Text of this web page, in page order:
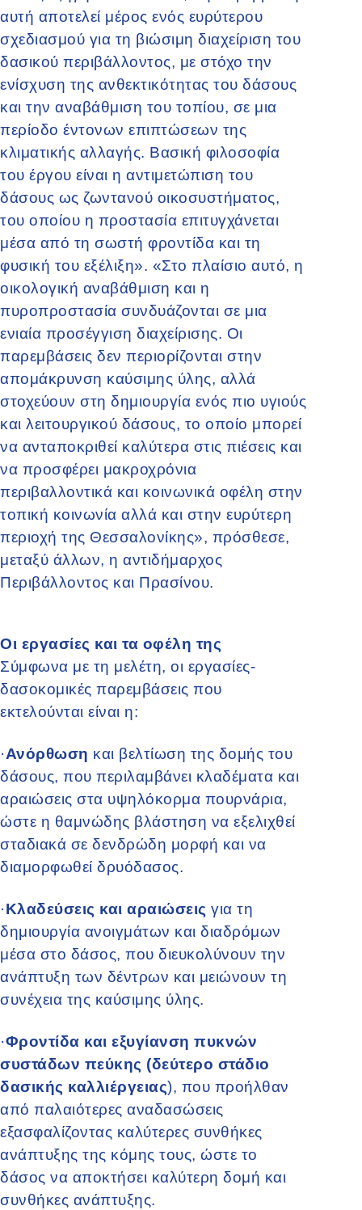
αυτή αποτελεί μέρος ενός ευρύτερου
σχεδιασμού για τη βιώσιμη διαχείριση του
δασικού περιβάλλοντος, με στόχο την
ενίσχυση της ανθεκτικότητας του δάσους
και την αναβάθμιση του τοπίου, σε μια
περίοδο έντονων επιπτώσεων της
κλιματικής αλλαγής. Βασική φιλοσοφία
του έργου είναι η αντιμετώπιση του
δάσους ως ζωντανού οικοσυστήματος,
του οποίου η προστασία επιτυγχάνεται
μέσα από τη σωστή φροντίδα και τη
φυσική του εξέλιξη». «Στο πλαίσιο αυτό, η
οικολογική αναβάθμιση και η
πυροπροστασία συνδυάζονται σε μια
ενιαία προσέγγιση διαχείρισης. Οι
παρεμβάσεις δεν περιορίζονται στην
απομάκρυνση καύσιμης ύλης, αλλά
στοχεύουν στη δημιουργία ενός πιο υγιούς
και λειτουργικού δάσους, το οποίο μπορεί
να ανταποκριθεί καλύτερα στις πιέσεις και
να προσφέρει μακροχρόνια
περιβαλλοντικά και κοινωνικά οφέλη στην
τοπική κοινωνία αλλά και στην ευρύτερη
περιοχή της Θεσσαλονίκης», πρόσθεσε,
μεταξύ άλλων, η αντιδήμαρχος
Περιβάλλοντος και Πρασίνου.
Οι εργασίες και τα οφέλη της
Σύμφωνα με τη μελέτη, οι εργασίες-
δασοκομικές παρεμβάσεις που
εκτελούνται είναι η:
·Ανόρθωση και βελτίωση της δομής του
δάσους, που περιλαμβάνει κλαδέματα και
αραιώσεις στα υψηλόκορμα πουρνάρια,
ώστε η θαμνώδης βλάστηση να εξελιχθεί
σταδιακά σε δενδρώδη μορφή και να
διαμορφωθεί δρυόδασος.
·Κλαδεύσεις και αραιώσεις για τη
δημιουργία ανοιγμάτων και διαδρόμων
μέσα στο δάσος, που διευκολύνουν την
ανάπτυξη των δέντρων και μειώνουν τη
συνέχεια της καύσιμης ύλης.
·Φροντίδα και εξυγίανση πυκνών
συστάδων πεύκης (δεύτερο στάδιο
δασικής καλλιέργειας), που προήλθαν
από παλαιότερες αναδασώσεις
εξασφαλίζοντας καλύτερες συνθήκες
ανάπτυξης της κόμης τους, ώστε το
δάσος να αποκτήσει καλύτερη δομή και
συνθήκες ανάπτυξης.